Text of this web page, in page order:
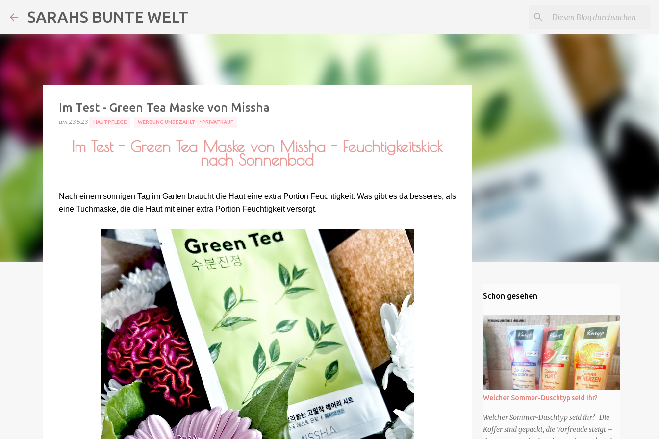
SARAHS BUNTE WELT
Im Test - Green Tea Maske von Missha
am 23.5.23 HAUTPFLEGE WERBUNG UNBEZAHLT 📍PRIVATKAUF
Im Test - Green Tea Maske von Missha - Feuchtigkeitskick
nach Sonnenbad
Nach einem sonnigen Tag im Garten braucht die Haut eine extra Portion Feuchtigkeit. Was gibt es da besseres, als
eine Tuchmaske, die die Haut mit einer extra Portion Feuchtigkeit versorgt.
Schon gesehen
Welcher Sommer-Duschtyp seid ihr?
Welcher Sommer-Duschtyp seid ihr? Die
Koffer sind gepackt, die Vorfreude steigt –